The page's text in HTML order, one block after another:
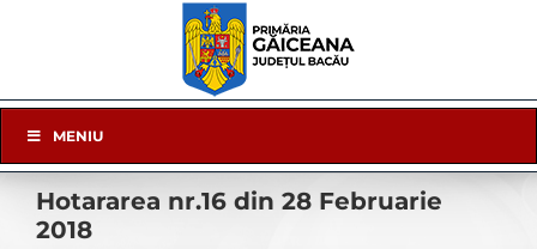
Navigation
MENIU
Hotararea nr.16 din 28 Februarie
2018